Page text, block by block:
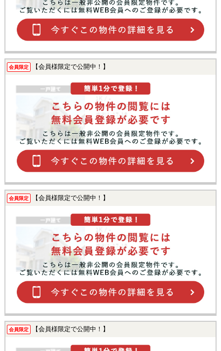
会員限定 【会員様限定で公開中！】
会員限定 【会員様限定で公開中！】
会員限定 【会員様限定で公開中！】